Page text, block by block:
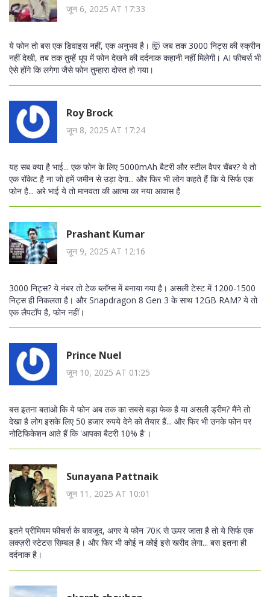
जून 6, 2025 AT 17:33
ये फोन तो बस एक डिवाइस नहीं, एक अनुभव है। 🤯 जब तक 3000 निट्स की स्क्रीन
नहीं देखी, तब तक तुम्हें धूप में फोन देखने की दर्दनाक कहानी नहीं मिलेगी। AI फीचर्स भी
ऐसे होंगे कि लगेगा जैसे फोन तुम्हारा दोस्त हो गया।
Roy Brock
जून 8, 2025 AT 17:24
यह सब क्या है भाई... एक फोन के लिए 5000mAh बैटरी और स्टील वैपर चैंबर? ये तो
एक रॉकेट है ना जो हमें जमीन से उड़ा देगा... और फिर भी लोग कहते हैं कि ये सिर्फ एक
फोन है... अरे भाई ये तो मानवता की आत्मा का नया आवास है
Prashant Kumar
जून 9, 2025 AT 12:16
3000 निट्स? ये नंबर तो टेक ब्लॉग्स में बनाया गया है। असली टेस्ट में 1200-1500
निट्स ही निकलता है। और Snapdragon 8 Gen 3 के साथ 12GB RAM? ये तो
एक लैपटॉप है, फोन नहीं।
Prince Nuel
जून 10, 2025 AT 01:25
बस इतना बताओ कि ये फोन अब तक का सबसे बड़ा फेक है या असली ड्रीम? मैंने तो
देखा है लोग इसके लिए 50 हजार रुपये देने को तैयार हैं... और फिर भी उनके फोन पर
नोटिफिकेशन आते हैं कि 'आपका बैटरी 10% है'।
Sunayana Pattnaik
जून 11, 2025 AT 10:01
इतने प्रीमियम फीचर्स के बावजूद, अगर ये फोन 70K से ऊपर जाता है तो ये सिर्फ एक
लक्ज़री स्टेटस सिम्बल है। और फिर भी कोई न कोई इसे खरीद लेगा... बस इतना ही
दर्दनाक है।